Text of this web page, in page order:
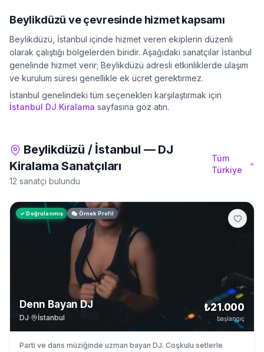
Beylikdüzü ve çevresinde hizmet kapsamı
Beylikdüzü İstanbul içinde hizmet veren ekiplerin düzenli
olarak çalıştığı bölgelerden biridir. Aşağıdaki sanatçılar İstanbul
genelinde hizmet verir; Beylikdüzü adresli etkinliklerde ulaşım
ve kurulum süresi genellikle ek ücret gerektirmez.
İstanbul genelindeki tüm seçenekleri karşılaştırmak için
İstanbul DJ Kiralama sayfasına göz atın.
Beylikdüzü / İstanbul — DJ
Kiralama Sanatçıları
12 sanatçı bulundu
Tüm
Türkiye
✓ Doğrulanmış 🎭 Örnek Profil
Denn Bayan DJ
DJ· İstanbul
₺21.000
başlangıç
Parti ve dans müziğinde uzman bayan DJ. Coşkulu setlerle